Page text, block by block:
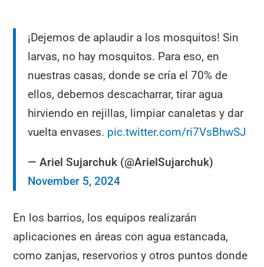
¡Dejemos de aplaudir a los mosquitos! Sin
larvas, no hay mosquitos. Para eso, en
nuestras casas, donde se cría el 70% de
ellos, debemos descacharrar, tirar agua
hirviendo en rejillas, limpiar canaletas y dar
vuelta envases. pic.twitter.com/ri7VsBhwSJ
— Ariel Sujarchuk (@ArielSujarchuk)
November 5, 2024
En los barrios, los equipos realizarán
aplicaciones en áreas con agua estancada,
como zanjas, reservorios y otros puntos donde